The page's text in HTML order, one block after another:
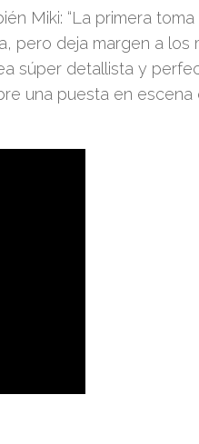
Miki: “La primera
pero deja margen a los
súper detallista y
una puesta en